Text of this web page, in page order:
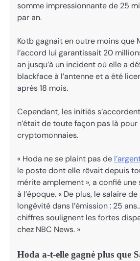
somme impressionnante de 25
par an.
Kotb gagnait en outre moins que
l’accord lui garantissait 20
an jusqu’à un incident où elle a
blackface à l’antenne et a été
après 18 mois.
Cependant, les initiés
n’était de toute façon pas là pour
cryptomonnaies.
« Hoda ne se plaint pas de
le poste dont elle rêvait depuis
mérite amplement », a confié une
à l’époque. « De plus, le salaire
longévité dans l’émission : 25
chiffres soulignent les fortes
chez NBC News. »
Hoda a-t-elle gagné plus que